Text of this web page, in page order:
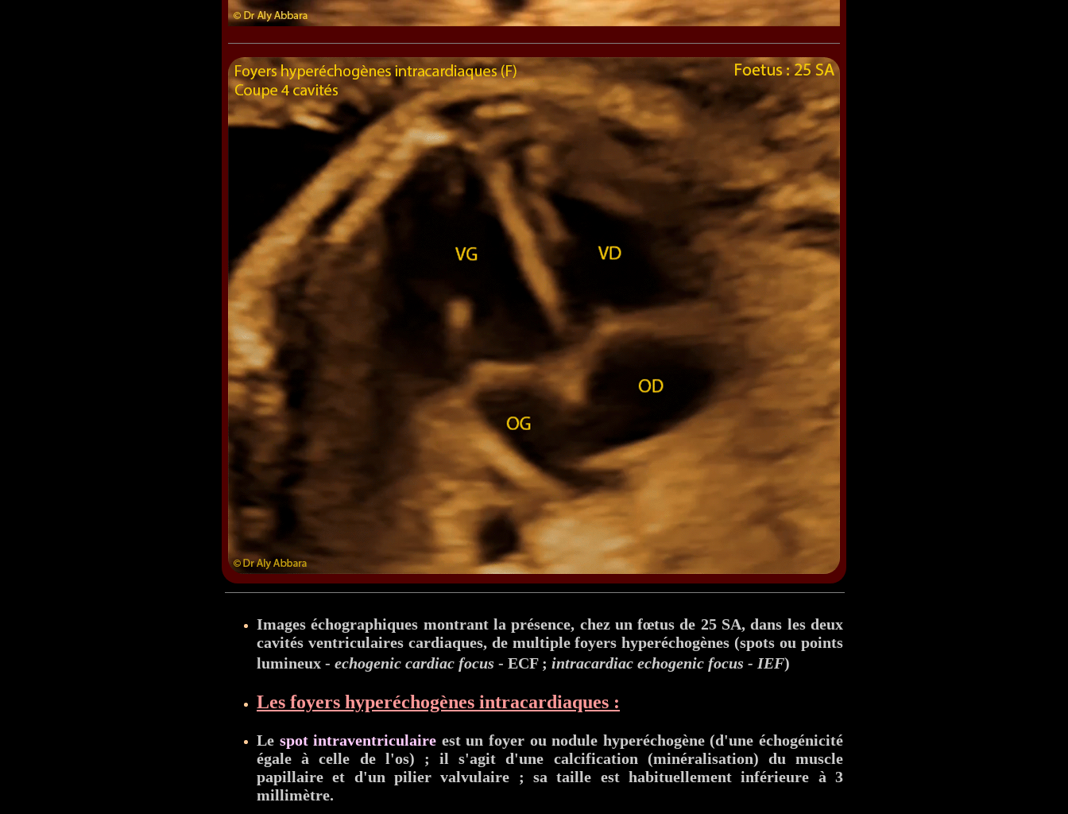
Images échographiques montrant la présence, chez un fœtus de 25 SA, dans les deux
cavités ventriculaires cardiaques, de multiple foyers hyperéchogènes (spots ou points
lumineux - echogenic cardiac focus - ECF ; intracardiac echogenic focus - IEF)
Les foyers hyperéchogènes intracardiaques :
Le spot intraventriculaire est un foyer ou nodule hyperéchogène (d'une échogénicité
égale à celle de l'os) ; il s'agit d'une calcification (minéralisation) du muscle
papillaire et d'un pilier valvulaire ; sa taille est habituellement inférieure à 3
millimètre.